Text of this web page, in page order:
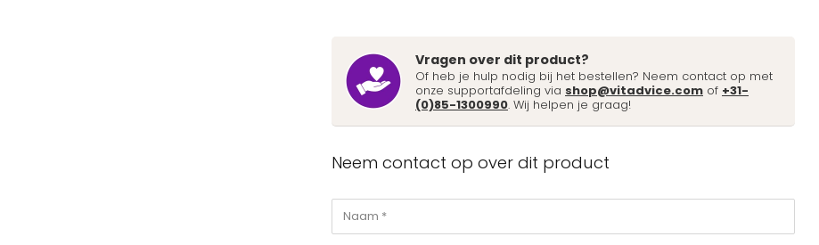
Vragen over dit product?
Of heb je hulp nodig bij het bestellen? Neem contact op met
onze supportafdeling via shop@vitadvice.com of +31-
(0)85-1300990. Wij helpen je graag!
Neem contact op over dit product